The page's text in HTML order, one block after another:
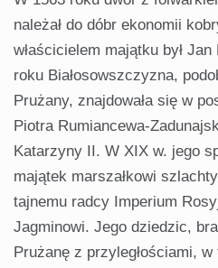
należał do dóbr ekonomii
właścicielem majątku był
roku Białosowszczyzna,
Prużany, znajdowała się w
Piotra Rumiancewa-
Katarzyny II. W XIX w. jego
majątek marszałkowi
tajnemu radcy Imperium
Jagminowi. Jego dziedzic,
Prużanę z przyległościami,